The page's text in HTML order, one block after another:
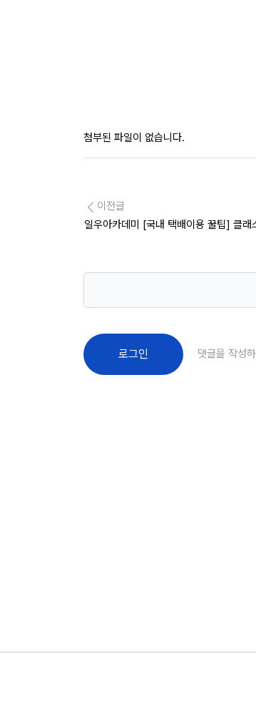
첨부된 파일이 없습니다.
이전글
일우아카데미 [국내 택배이용 꿀팁] 클래
로그인 댓글을 작성